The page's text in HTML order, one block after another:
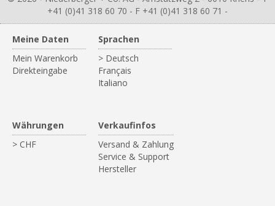
+41 (0)41 318 60 70 - F +41 (0)41 318 60 71 -
Meine Daten
Mein Warenkorb
Direkteingabe
Sprachen
> Deutsch
Français
Italiano
Währungen
> CHF
Verkaufinfos
Versand & Zahlung
Service & Support
Hersteller